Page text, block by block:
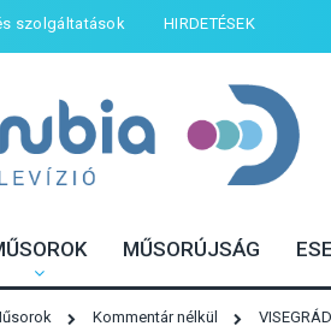
szolgáltatások HIRDETÉSEK
MŰSORÚJSÁG
Kommentár nélkül